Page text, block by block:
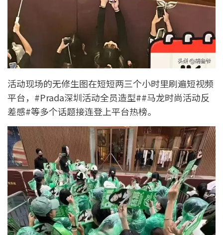
活动现场的无修生图在短短两三个小时里刷遍短视频
平台，#Prada深圳活动全员造型##马龙时尚活动反
差感#等多个话题接连登上平台热榜。